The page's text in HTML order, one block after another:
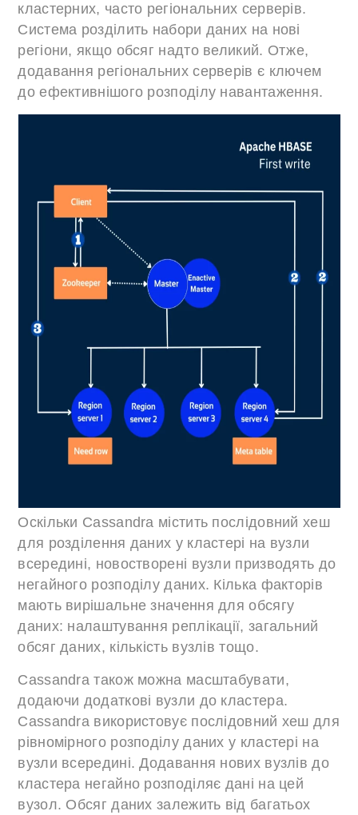
кластерних, часто регіональних серверів.
Система розділить набори даних на нові
регіони, якщо обсяг надто великий. Отже,
додавання регіональних серверів є ключем
до ефективнішого розподілу навантаження.
Оскільки Cassandra містить послідовний хеш
для розділення даних у кластері на вузли
всередині, новостворені вузли призводять до
негайного розподілу даних. Кілька факторів
мають вирішальне значення для обсягу
даних: налаштування реплікації, загальний
обсяг даних, кількість вузлів тощо.
Cassandra також можна масштабувати,
додаючи додаткові вузли до кластера.
Cassandra використовує послідовний хеш для
рівномірного розподілу даних у кластері на
вузли всередині. Додавання нових вузлів до
кластера негайно розподіляє дані на цей
вузол. Обсяг даних залежить від багатьох